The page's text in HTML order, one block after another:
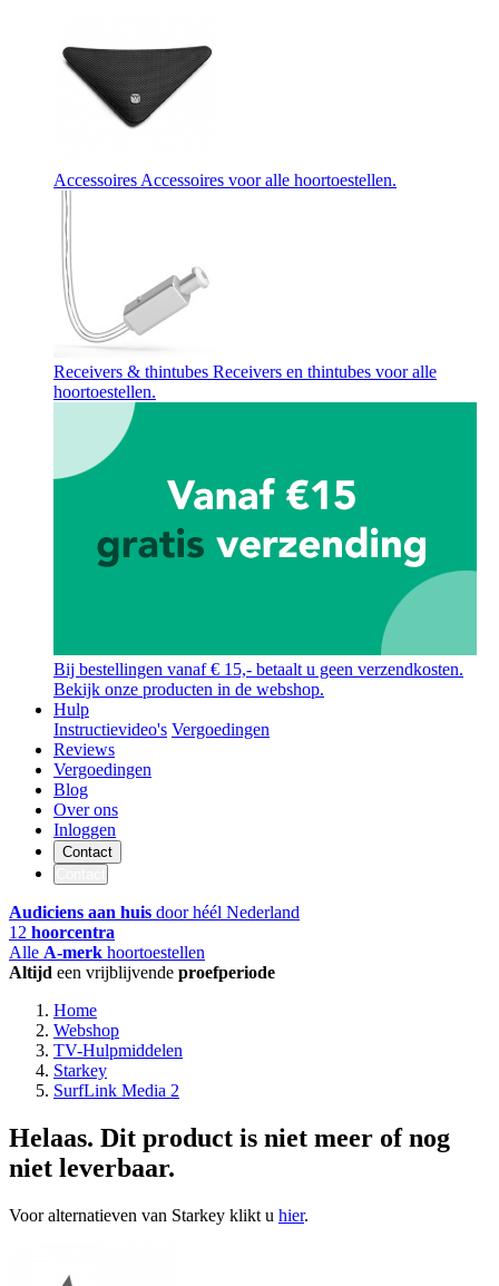
AccessoiresAccessoires voor alle hoortoestellen.
Receivers & thintubes Receivers en thintubes voor alle
hoortoestellen.
Bij bestellingen vanaf € 15,- betaalt u geen verzendkosten.
Bekijk onze producten in de webshop.
Hulp
Instructievideo's Vergoedingen
Reviews
Vergoedingen
Blog
Over ons
Inloggen
Contact
Audiciens aan huis door héél Nederland
12 hoorcentra
Alle A-merk hoortoestellen
Altijd een vrijblijvende proefperiode
Home
Webshop
TV-Hulpmiddelen
Starkey
SurfLink Media 2
Helaas. Dit product is niet meer of nog
niet leverbaar.
Voor alternatieven van Starkey klikt u hier.